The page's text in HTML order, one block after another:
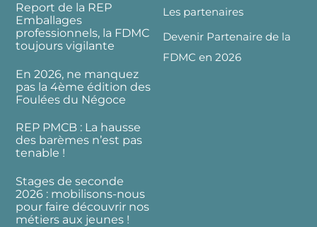
Report de la REP
Emballages
professionnels, la FDMC
toujours vigilante
En 2026, ne manquez
pas la 4ème édition des
Foulées du Négoce
REP PMCB : La hausse
des barèmes n’est pas
tenable !
Stages de seconde
2026 : mobilisons-nous
pour faire découvrir nos
métiers aux jeunes !
Les partenaires
Devenir Partenaire de la
FDMC en 2026